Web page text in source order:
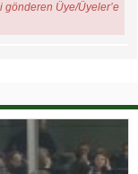
Üye/Üyeler’e